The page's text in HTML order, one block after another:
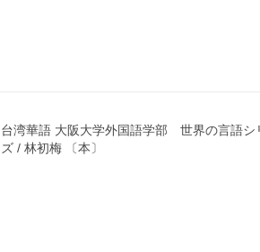
台湾華語 大阪大学外国語学部 世界の言語シ
ズ / 林初梅 〔本〕